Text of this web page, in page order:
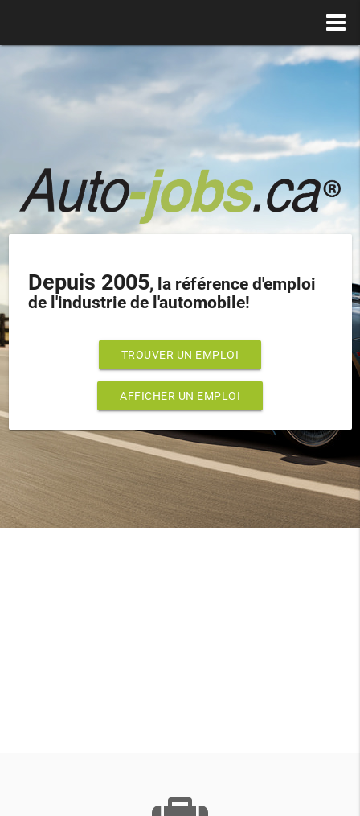
Depuis 2005, la référence d'emploi
de l'industrie de l'automobile!
TROUVER UN EMPLOI
AFFICHER UN EMPLOI